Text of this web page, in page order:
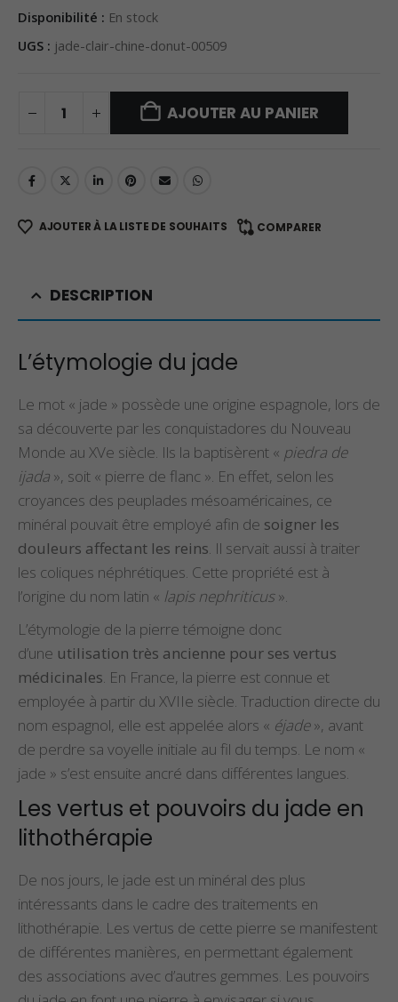
Disponibilité : En stock
UGS : jade-clair-chine-donut-00509
AJOUTER AU PANIER
AJOUTER À LA LISTE DE SOUHAITS COMPARER
DESCRIPTION
L’étymologie du jade
Le mot « jade » possède une origine espagnole, lors de
sa découverte par les conquistadores du Nouveau
Monde au XVe siècle. Ils la baptisèrent « piedra de
ijada », soit « pierre de flanc ». En effet, selon les
croyances des peuplades mésoaméricaines, ce
minéral pouvait être employé afin de soigner les
douleurs affectant les reins. Il servait aussi à traiter
les coliques néphrétiques. Cette propriété est à
l’origine du nom latin « lapis nephriticus».
L’étymologie de la pierre témoigne donc
d’une utilisation très ancienne pour ses vertus
médicinales. En France, la pierre est connue et
employée à partir du XVIIe siècle. Traduction directe du
nom espagnol, elle est appelée alors « éjade», avant
de perdre sa voyelle initiale au fil du temps. Le nom «
jade » s’est ensuite ancré dans différentes langues.
Les vertus et pouvoirs du jade en
lithothérapie
De nos jours, le jade est un minéral des plus
intéressants dans le cadre des traitements en
lithothérapie. Les vertus de cette pierre se manifestent
de différentes manières, en permettant également
des associations avec d’autres gemmes. Les pouvoirs